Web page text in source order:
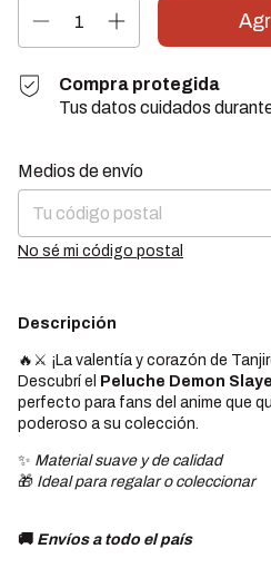
Compra protegida
Tus datos cuidados
Entregas para el CP:
Medios de envío
No sé mi código postal
Descripción
🔥⚔️ ¡La valentía y corazón de
Descubrí el
Peluche Demon
perfecto para fans del anime que
poderoso a su colección.
✨ Material suave y de calidad
🎁 Ideal para regalar o coleccionar
🚚 Envíos a todo el país